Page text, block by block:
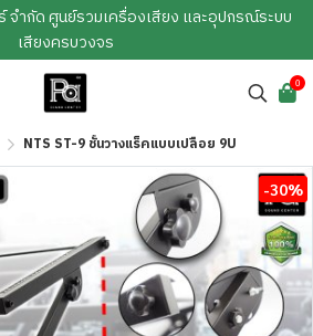
จำกัด ศูนย์รวมเครื่องเสียง และอุปกรณ์ระบบ
เสียงครบวงจร
0
NTS ST-9 ชั้นวางแร็คแบบเปลือย 9U
-30%